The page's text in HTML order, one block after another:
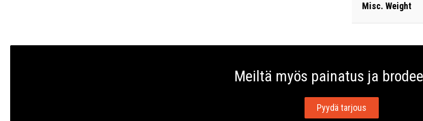
Misc. Weight
Meiltä myös painatus ja
Pyydä tarjous